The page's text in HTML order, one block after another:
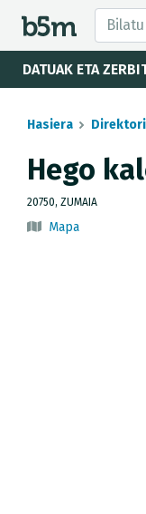
DATUAK ETA
eta direktorioa
Hasiera
Hego
20750, ZUMAIA
Mapa